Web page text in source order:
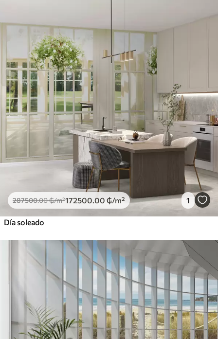
287500.00₲/m²172500.00 ₲/m² 1
Día soleado